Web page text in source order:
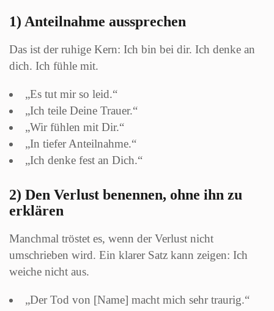
1) Anteilnahme aussprechen
Das ist der ruhige Kern: Ich bin bei dir. Ich denke an
dich. Ich fühle mit.
„Es tut mir so leid.“
„Ich teile Deine Trauer.“
„Wir fühlen mit Dir.“
„In tiefer Anteilnahme.“
„Ich denke fest an Dich.“
2) Den Verlust benennen, ohne ihn zu
erklären
Manchmal tröstet es, wenn der Verlust nicht
umschrieben wird. Ein klarer Satz kann zeigen: Ich
weiche nicht aus.
„Der Tod von [Name] macht mich sehr traurig.“